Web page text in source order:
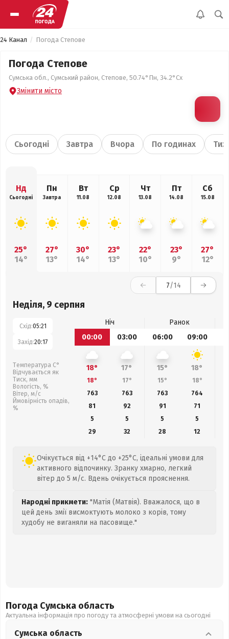
24 Канал Погода Степове
Погода Степове
Сумська обл., Сумський район, Степове, 50.74°Пн, 34.2°Сх
Змінити місто
Сьогодні Завтра Вчора По годинах
Нд
Сьогодні
25°
14°
Пн
Завтра
27°
13°
Вт
11.08
30°
14°
Ср
12.08
23°
13°
Чт
13.08
22°
10°
Пт
14.08
23°
9°
Сб
15.08
27°
12°
7/14
Неділя, 9 серпня
Схід:05:21
Захід:20:17
Температура С°
Відчувається як
Тиск, мм
Вологість, %
Вітер, м/с
Ймовірність опадів,
%
Ніч
Ранок
00:00
03:00 06:00 09:00
18° 17° 15° 18°
18° 17° 15° 18°
763
763 763 764
81
92 91 71
5
5 5
5
29
32 28 12
Очікується від +14°C до +25°C, ідеальні умови для
активного відпочинку. Зранку хмарно, легкий
вітер до 5 м/с. Вдень очікується прояснення.
Народні прикмети: "Матія (Матвія). Вважалося, що в
цей день змії висмоктують молоко з корів, тому
худобу не виганяли на пасовище."
Погода Сумська область
Актуальна інформація про погоду та атмосферні умови на сьогодні
Сумська область